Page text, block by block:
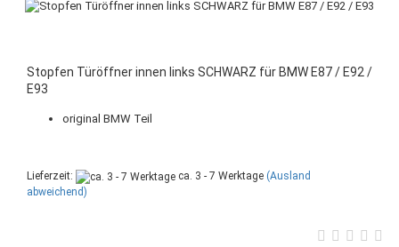
Stopfen Türöffner innen links SCHWARZ für BMW E87 / E92 /
E93
original BMW Teil
Lieferzeit: ca. 3 - 7 Werktage (Ausland
abweichend)